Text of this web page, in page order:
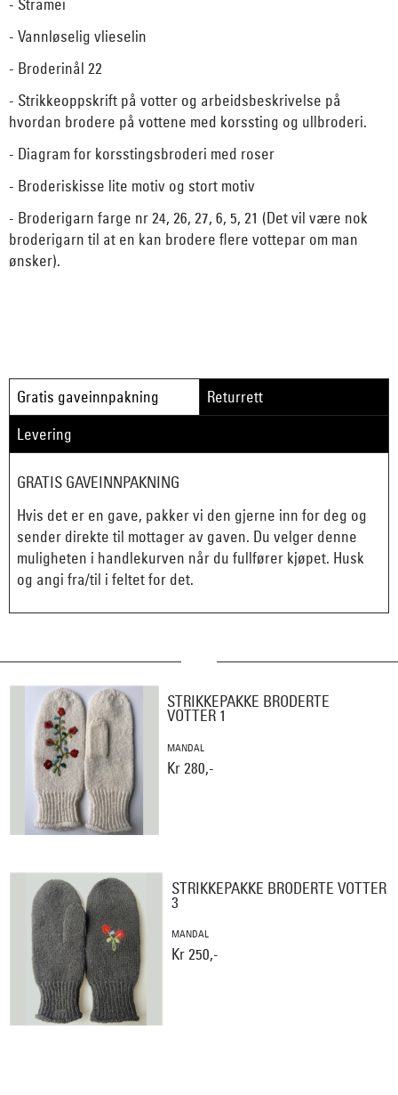
- Vannløselig vlieselin
- Broderinål 22
- Strikkeoppskrift på votter og arbeidsbeskrivelse på
hvordan brodere på vottene med korssting og ullbroderi.
- Diagram for korsstingsbroderi med roser
- Broderiskisse lite motiv og stort motiv
- Broderigarn farge nr 24, 26, 27, 6, 5, 21 (Det vil være nok
broderigarn til at en kan brodere flere vottepar om man
ønsker).
Gratis gaveinnpakning
Returrett
Levering
GRATIS GAVEINNPAKNING
Hvis det er en gave, pakker vi den gjerne inn for deg og
sender direkte til mottager av gaven. Du velger denne
muligheten i handlekurven når du fullfører kjøpet. Husk
og angi fra/til i feltet for det.
STRIKKEPAKKE BRODERTE
VOTTER 1
MANDAL
Kr 280,-
STRIKKEPAKKE BRODERTE VOTTER
3
MANDAL
Kr 250,-